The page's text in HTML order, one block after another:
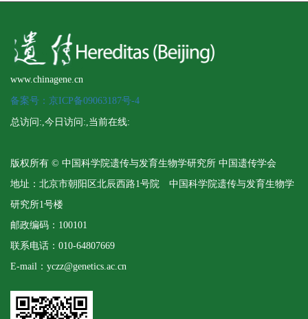
www.chinagene.cn
备案号：京ICP备09063187号-4
总访问: ,今日访问: ,当前在线:
版权所有 © 中国科学院遗传与发育生物学研究所 中国遗传学会
地址：北京市朝阳区北辰西路1号院 中国科学院遗传与发育生物学
研究所1号楼
邮政编码：100101
联系电话：010-64807669
E-mail：yczz@genetics.ac.cn